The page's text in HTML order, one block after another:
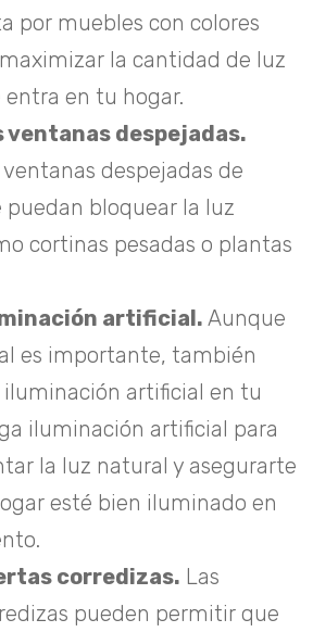
por muebles con colores
la cantidad de luz
en tu hogar.
ventanas despejadas.
despejadas de
puedan bloquear la luz
cortinas pesadas o plantas
artificial. Aunque
es importante, también
iluminación artificial en tu
iluminación artificial para
la luz natural y asegurarte
esté bien iluminado en
corredizas. Las
pueden permitir que